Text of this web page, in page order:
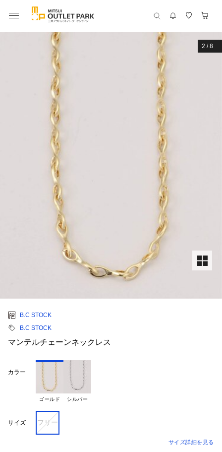
2 /8
B.C STOCK
B.C STOCK
マンテルチェーンネックレス
カラー
ゴールド シルバー
サイズ フリー
サイズ詳細を見る